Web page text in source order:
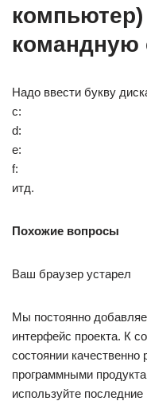
компьютер)
командную
Надо ввести букву
c:
d:
e:
f:
итд.
Похожие вопросы
Ваш браузер устарел
Мы постоянно
интерфейс проекта. К
состоянии
программными
используйте